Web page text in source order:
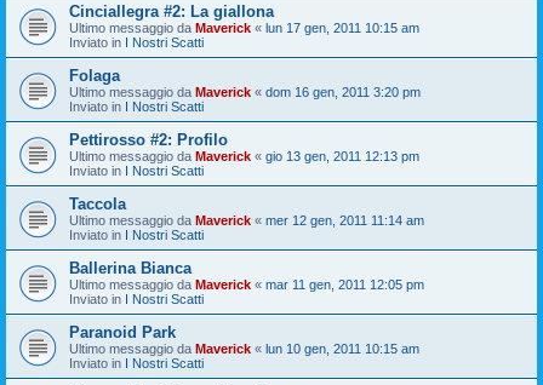
Cinciallegra #2: La giallona
Ultimo messaggio da Maverick « lun 17 gen, 2011 10:15 am
Inviato in I Nostri Scatti
Folaga
Ultimo messaggio da Maverick « dom 16 gen, 2011 3:20 pm
Inviato in I Nostri Scatti
Pettirosso #2: Profilo
Ultimo messaggio da Maverick « gio 13 gen, 2011 12:13 pm
Inviato in I Nostri Scatti
Taccola
Ultimo messaggio da Maverick « mer 12 gen, 2011 11:14 am
Inviato in I Nostri Scatti
Ballerina Bianca
Ultimo messaggio da Maverick « mar 11 gen, 2011 12:05 pm
Inviato in I Nostri Scatti
Paranoid Park
Ultimo messaggio da Maverick « lun 10 gen, 2011 10:15 am
Inviato in I Nostri Scatti